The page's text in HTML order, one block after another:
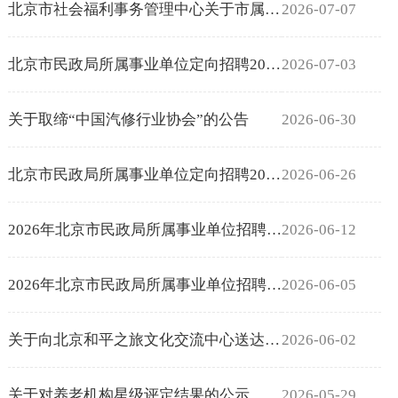
北京市社会福利事务管理中心关于市属养老机构接收第二十七批优待服务保障... 2026-07-07
北京市民政局所属事业单位定向招聘2026年合同期满乡村振兴协理员综合... 2026-07-03
关于取缔“中国汽修行业协会”的公告 2026-06-30
北京市民政局所属事业单位定向招聘2026年合同期满乡村振兴协理员面试... 2026-06-26
2026年北京市民政局所属事业单位招聘退役大学生士兵综合成绩公示2026-06-12
2026年北京市民政局所属事业单位招聘退役大学生士兵面试通知2026-06-05
关于向北京和平之旅文化交流中心送达列入活动异常名录事先告知书的公告 2026-06-02
关于对养老机构星级评定结果的公示 2026-05-29